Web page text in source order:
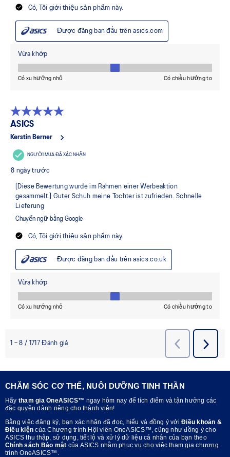
CHĂM SÓC CƠ THỂ, NUÔI DƯỠNG TINH THẦN
Hãy tham gia OneASICS™ ngay hôm nay để tích điểm và tận hưởng các
đặc quyền dành riêng cho thành viên!
Bằng việc đăng ký, bạn xác nhận đã đọc, hiểu và đồng ý với Điều khoản &
Điều kiện của Chương trình Hội viên OneASICS™, cũng như đồng ý cho
ASICS thu thập, sử dụng, tiết lộ và xử lý dữ liệu cá nhân của bạn theo
Chính sách Bảo mật của ASICS nhằm phục vụ cho việc tham gia chương
trình OneASICS™.